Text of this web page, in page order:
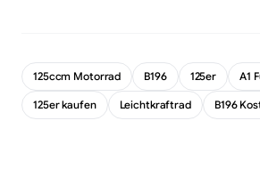
125ccm Motorrad B196 125er
A1
125er kaufen
Leichtkraftrad B196